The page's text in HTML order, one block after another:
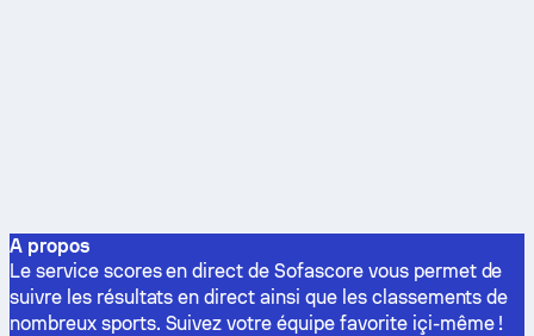
A propos
Le service scores en direct de Sofascore vous permet de
suivre les résultats en direct ainsi que les classements de
nombreux sports. Suivez votre équipe favorite içi-même !